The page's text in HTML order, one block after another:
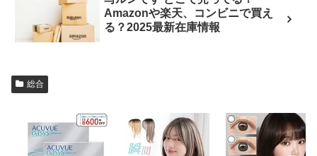
Amazonや楽天、コンビニで買え
る？2025最新在庫情報
総合